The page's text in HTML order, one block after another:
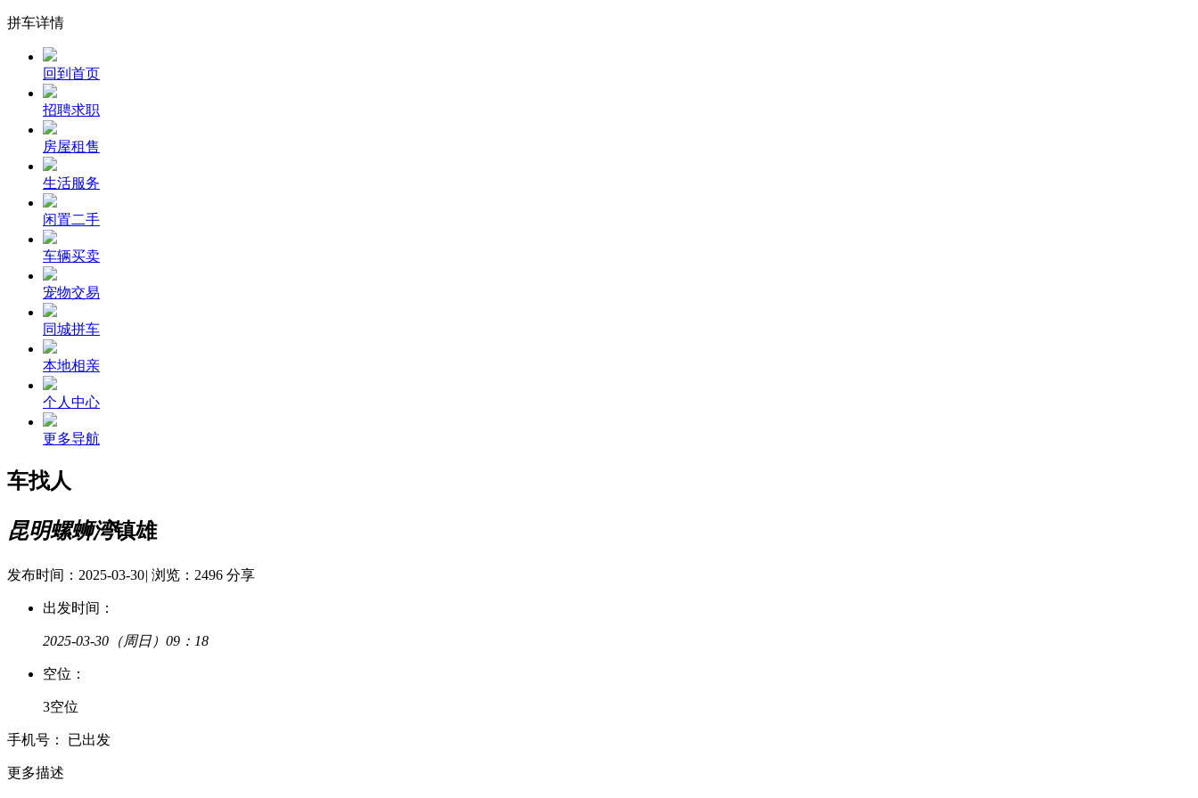
拼车详情
回到首页
招聘求职
房屋租售
生活服务
闲置二手
车辆买卖
宠物交易
同城拼车
本地相亲
个人中心
更多导航
车找人
昆明螺蛳湾镇雄
发布时间：2025-03-30| 浏览：2496 分享
出发时间：
2025-03-30 （周日）09：18
空位：
3空位
手机号： 已出发
更多描述